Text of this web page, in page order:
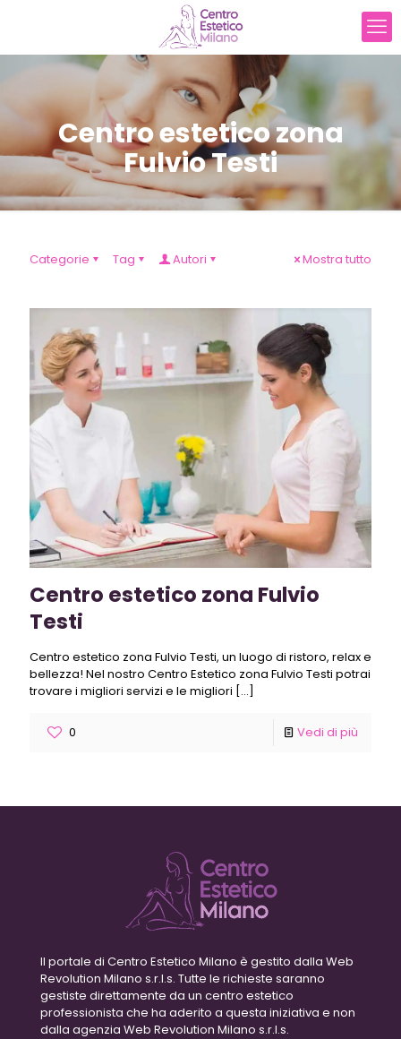
Centro estetico zona
Fulvio Testi
Categorie Tag Autori Mostra tutto
Centro estetico zona Fulvio
Testi
Centro estetico zona Fulvio Testi, un luogo di ristoro, relax e
bellezza! Nel nostro Centro Estetico zona Fulvio Testi potrai
trovare i migliori servizi e le migliori […]
0 Vedi di più
Il portale di Centro Estetico Milano è gestito dalla Web
Revolution Milano s.r.l.s. Tutte le richieste saranno
gestiste direttamente da un centro estetico
professionista che ha aderito a questa iniziativa e non
dalla agenzia Web Revolution Milano s.r.l.s.